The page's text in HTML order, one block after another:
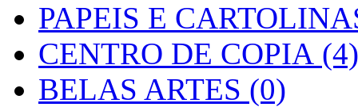
PAPEIS E
CENTRO DE COPIA (4)
BELAS ARTES (0)